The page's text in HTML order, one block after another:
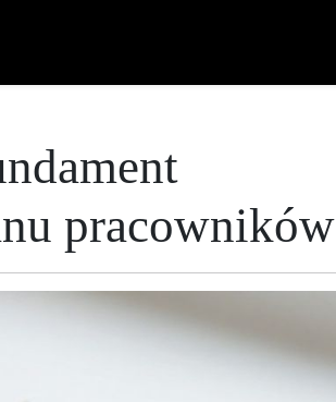
pracowników